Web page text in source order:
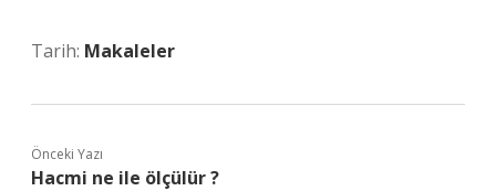
Tarih: Makaleler
Önceki Yazı
Hacmi ne ile ölçülür ?